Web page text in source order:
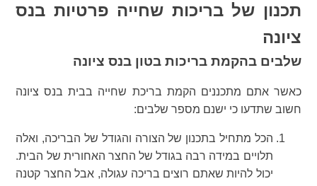
תכנון של בריכות שחייה פרטיות בנס
ציונה
שלבים בהקמת בריכות בטון בנס ציונה
כאשר אתם מתכננים הקמת בריכת שחייה בבית בנס ציונה
חשוב שתדעו כי ישנם מספר שלבים:
הכל מתחיל בתכנון של הצורה והגודל של הבריכה, ואלה
תלויים במידה רבה בגודל של החצר האחורית של הבית.
יכול להיות שאתם רוצים בריכה עגולה, אבל החצר קטנה